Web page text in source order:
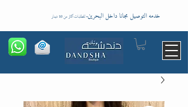
خدمه التوصيل مجانا داخل البحرين- للطلبات اكثر من 10 دينار